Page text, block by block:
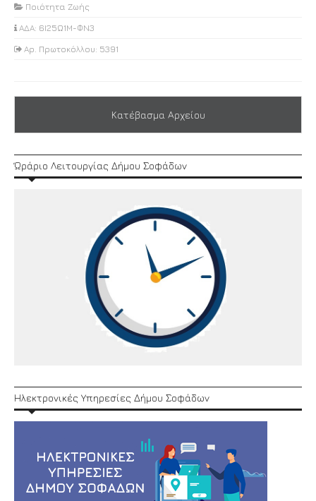
Ποιότητα Ζωής
ΑΔΑ: 6Ι25Ω1Μ-ΦΝ3
Αρ. Πρωτοκόλλου: 5391
Κατέβασμα Αρχείου
Ώράριο Λειτουργίας Δήμου Σοφάδων
Ηλεκτρονικές Υπηρεσίες Δήμου Σοφάδων